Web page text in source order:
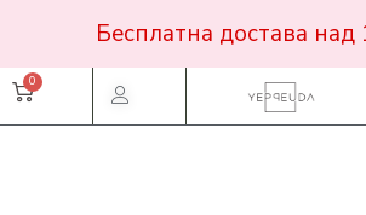
Бесплатна достава